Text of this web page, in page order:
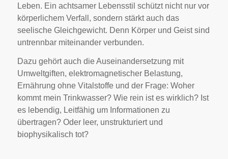
Leben. Ein achtsamer Lebensstil schützt nicht nur vor
körperlichem Verfall, sondern stärkt auch das
seelische Gleichgewicht. Denn Körper und Geist sind
untrennbar miteinander verbunden.
Dazu gehört auch die Auseinandersetzung mit
Umweltgiften, elektromagnetischer Belastung,
Ernährung ohne Vitalstoffe und der Frage: Woher
kommt mein Trinkwasser? Wie rein ist es wirklich? Ist
es lebendig, Leitfähig um Informationen zu
übertragen? Oder leer, unstrukturiert und
biophysikalisch tot?